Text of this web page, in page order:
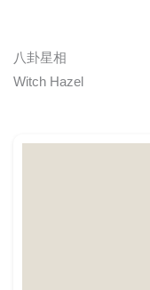
八卦星相
Witch Hazel